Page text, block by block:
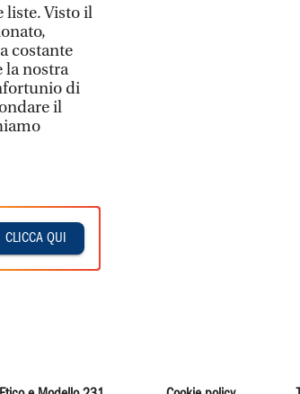
liste. Visto il
costante
la nostra
di
il
CLICCA QUI